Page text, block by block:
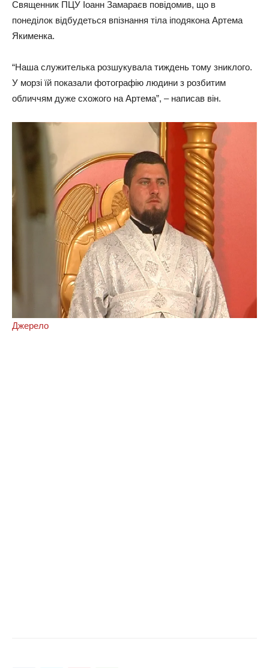
Священник ПЦУ Іоанн Замараєв повідомив, що в
понеділок відбудеться впізнання тіла іподякона Артема
Якименка.
“Наша служителька розшукувала тиждень тому зниклого.
У морзі їй показали фотографію людини з розбитим
обличчям дуже схожого на Артема”, – написав він.
Джерело